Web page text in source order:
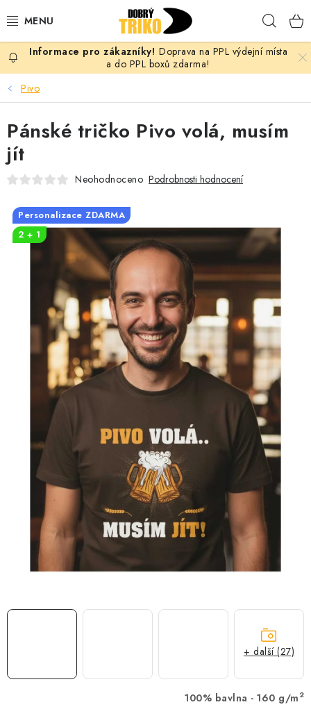
na
PRO ŽENY
PRO MUŽE
PRO DĚTI
PRO PÁRY
VLASTNÍ MOTIV
OKAMŽITĚ K ODBĚRU
MÁM SRDCE POMÁHÁM
VÁNOCE
PROVIZNÍ SYSTÉM
Časté otázky
Doprava a platba
Obchodní podmínky
Zásady zpracování ochrany osobních údajů
Napište nám
Doprava na PPL výdejní místa
a do PPL boxů zdarma!
Pivo
100% bavlna - 160 g/m 2
Pánské tričko Pivo volá, musím
jít
Neohodnoceno Podrobnosti hodnocení
Personalizace ZDARMA
2 + 1
+ další (27)